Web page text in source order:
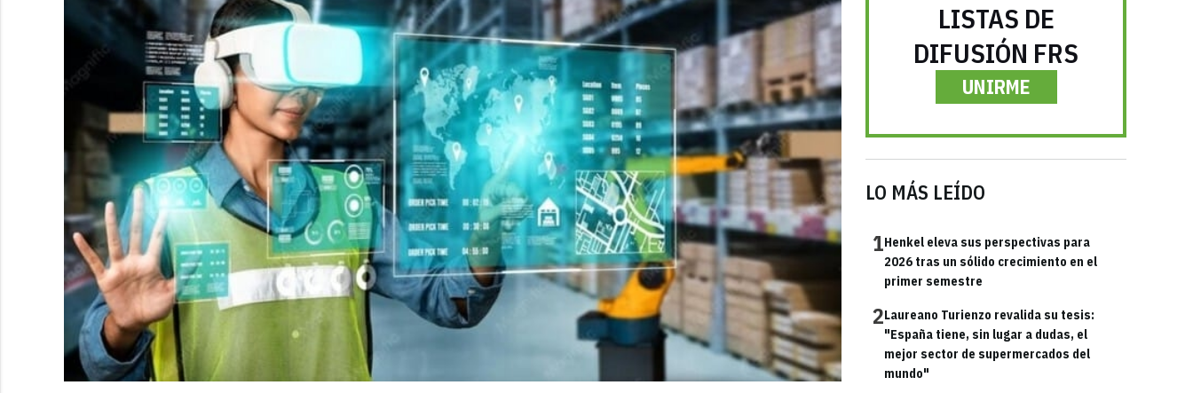
LISTAS DE
DIFUSIÓN FRS
UNIRME
LO MÁS LEÍDO
1Henkel eleva sus perspectivas para
2026 tras un sólido crecimiento en el
primer semestre
2Laureano Turienzo revalida su tesis:
"España tiene, sin lugar a dudas, el
mejor sector de supermercados del
mundo"